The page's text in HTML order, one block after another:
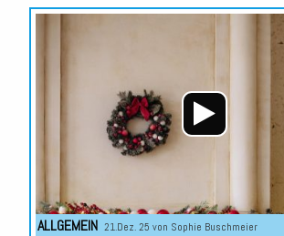
ALLGEMEIN 21.Dez. 25 von Sophie Buschmeier